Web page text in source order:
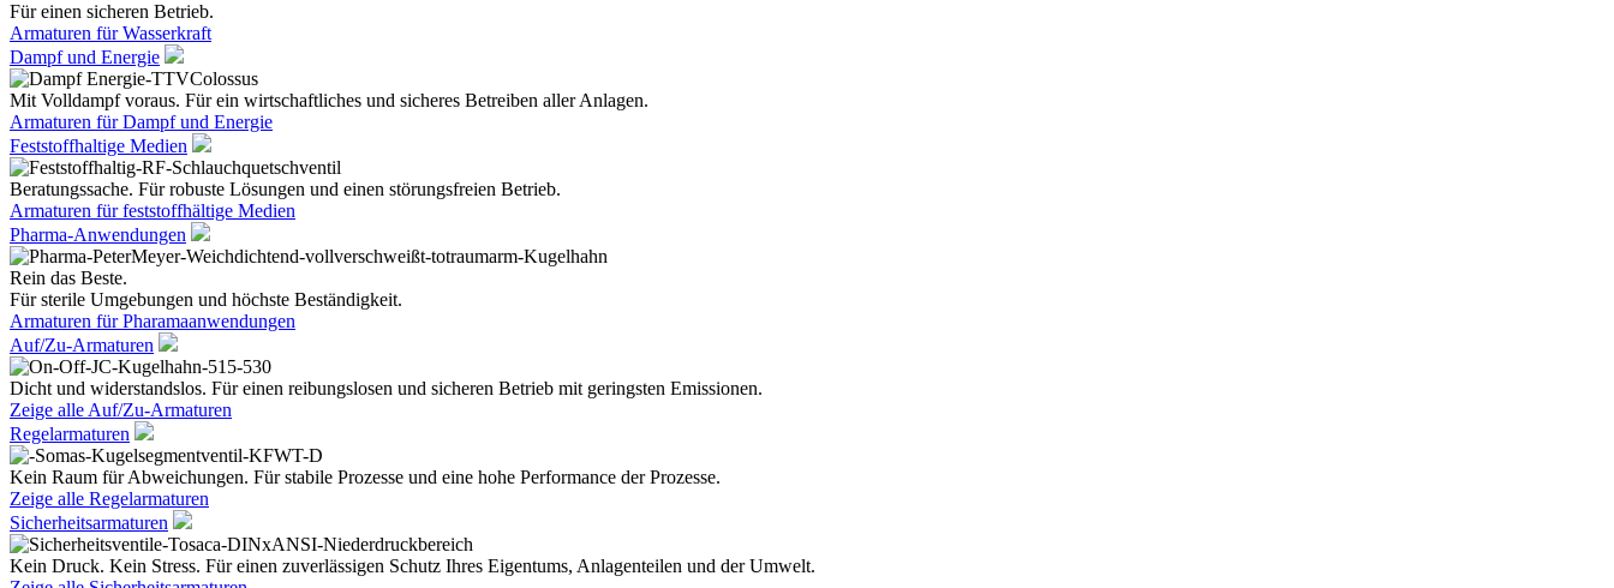
Für einen sicheren Betrieb.
Armaturen für Wasserkraft
Dampf und Energie
Mit Volldampf voraus. Für ein wirtschaftliches und sicheres Betreiben aller Anlagen.
Armaturen für Dampf und Energie
Feststoffhaltige Medien
Beratungssache. Für robuste Lösungen und einen störungsfreien Betrieb.
Armaturen für feststoffhältige Medien
Pharma-Anwendungen
Rein das Beste.
Für sterile Umgebungen und höchste Beständigkeit.
Armaturen für Pharamaanwendungen
Auf/Zu-Armaturen
Dicht und widerstandslos. Für einen reibungslosen und sicheren Betrieb mit geringsten Emissionen.
Zeige alle Auf/Zu-Armaturen
Regelarmaturen
Kein Raum für Abweichungen. Für stabile Prozesse und eine hohe Performance der Prozesse.
Zeige alle Regelarmaturen
Sicherheitsarmaturen
Kein Druck. Kein Stress. Für einen zuverlässigen Schutz Ihres Eigentums, Anlagenteilen und der Umwelt.